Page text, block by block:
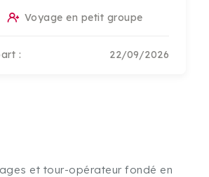
Voyage en petit groupe
: 22/09/2026
et tour-opérateur fondé en